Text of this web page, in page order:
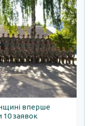
вперше
10 заявок